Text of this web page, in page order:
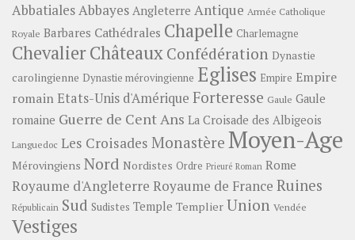
AbbatialesAbbayes Angleterre Antique Armée Catholique
Royale Barbares Cathédrales Chapelle Charlemagne
ChevalierChâteauxConfédération Dynastie
carolingienne Dynastie mérovingienne Eglises Empire Empire
romainEtats-Unis d'Amérique Forteresse Gaule Gaule
romaine Guerre de Cent Ans La Croisade des Albigeois
Languedoc Les Croisades Monastère Moyen-Age
Mérovingiens Nord Nordistes Ordre Prieuré Roman Rome
Royaume d'Angleterre Royaume de France Ruines
Républicain Sud Sudistes Temple Templier Union Vendée
Vestiges